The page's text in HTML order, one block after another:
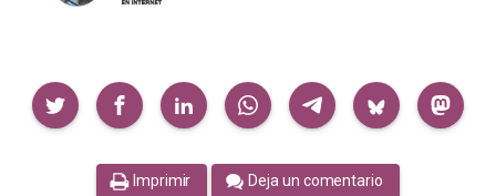
Compartir
Imprimir Deja un comentario